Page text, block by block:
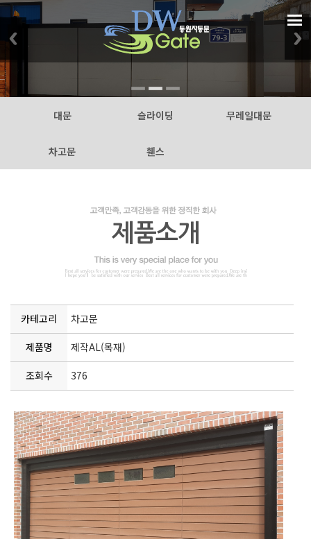
대문 슬라이딩 무레일대문
차고문 휀스
제품소개
카테고리 차고문
제품명 제작AL(목재)
조회수 376